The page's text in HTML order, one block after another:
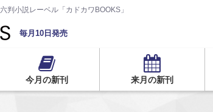
小説レーベル「カドカワBOOKS」
毎月10日発売
今月の新刊 来月の新刊